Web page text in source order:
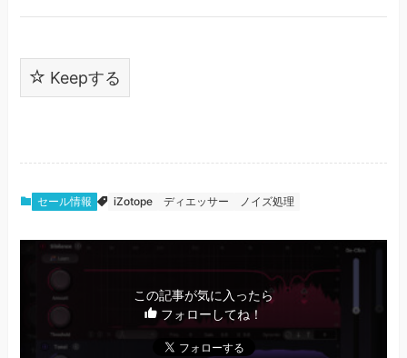
Keepする
セール情報 iZotope ディエッサー ノイズ処理
この記事が気に入ったら
フォローしてね！